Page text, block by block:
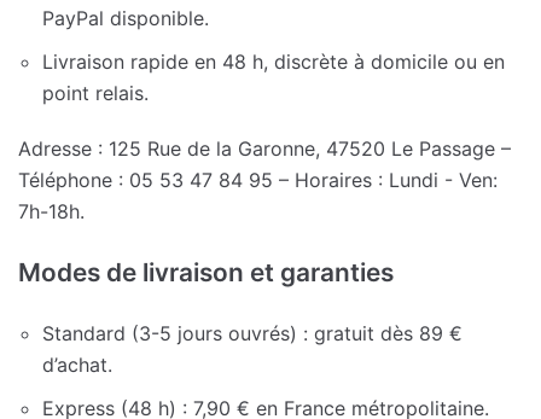
PayPal disponible.
Livraison rapide en 48 h, discrète à domicile ou en
point relais.
Adresse : 125 Rue de la Garonne, 47520 Le Passage –
Téléphone : 05 53 47 84 95 – Horaires : Lundi - Ven:
7h-18h.
Modes de livraison et garanties
Standard (3-5 jours ouvrés) : gratuit dès 89 €
d’achat.
Express (48 h) : 7,90 € en France métropolitaine.